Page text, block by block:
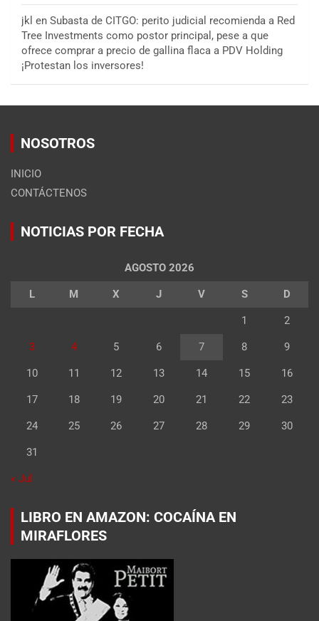
jkl en Subasta de CITGO: perito judicial recomienda a Red
Tree Investments como postor principal, pese a que
ofrece comprar a precio de gallina flaca a PDV Holding
¡Protestan los inversores!
NOSOTROS
INICIO
CONTÁCTENOS
NOTICIAS POR FECHA
AGOSTO 2026
L M X J V S D
1 2
3 4 5 6 7 8 9
10 11 12 13 14 15 16
17 18 19 20 21 22 23
24 25 26 27 28 29 30
31
« Jul
LIBRO EN AMAZON: COCAÍNA EN
MIRAFLORES